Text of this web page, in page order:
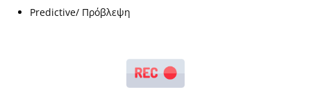
Predictive/ Πρόβλεψη